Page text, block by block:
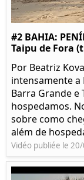
#2 BAHIA:
Taipu de Fora
Por Beatriz
intensamente
Barra Grande e
hospedamos.
sobre como
além de
Vidéo publiée le